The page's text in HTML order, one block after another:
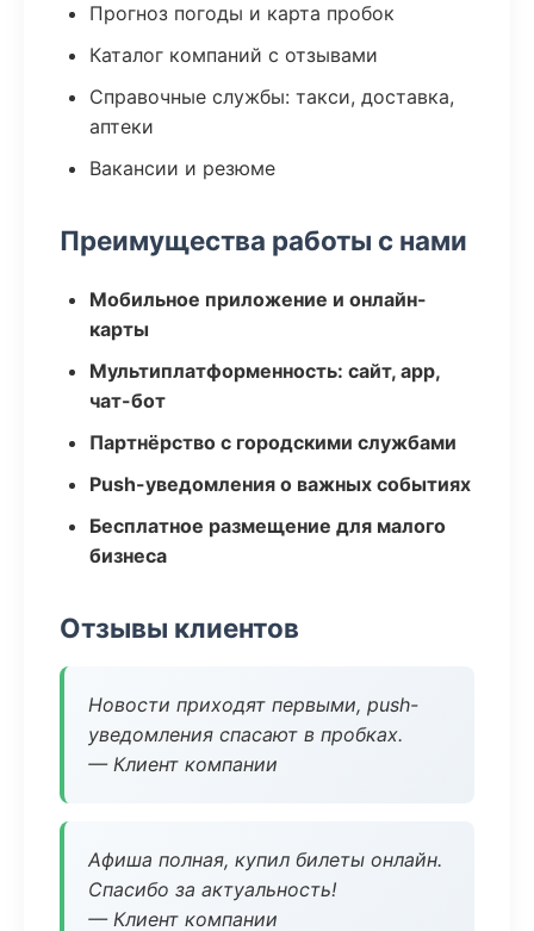
Прогноз погоды и карта пробок
Каталог компаний с отзывами
Справочные службы: такси, доставка,
аптеки
Вакансии и резюме
Преимущества работы с нами
Мобильное приложение и онлайн-
карты
Мультиплатформенность: сайт, app,
чат-бот
Партнёрство с городскими службами
Push-уведомления о важных событиях
Бесплатное размещение для малого
бизнеса
Отзывы клиентов
Новости приходят первыми, push-
уведомления спасают в пробках.
— Клиент компании
Афиша полная, купил билеты онлайн.
Спасибо за актуальность!
— Клиент компании